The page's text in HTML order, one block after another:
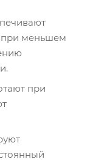
при меньшем
при